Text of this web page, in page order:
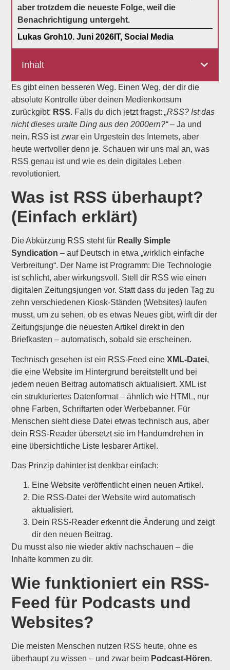
aber trotzdem die neueste Folge, weil die
Benachrichtigung untergeht.
Lukas Groh10. Juni 2026 IT,Social Media
Inhalt
Es gibt einen besseren Weg. Einen Weg, der dir die
absolute Kontrolle über deinen Medienkonsum
zurückgibt: RSS. Falls du dich jetzt fragst:„RSS? Ist das
nicht dieses uralte Ding aus den 2000ern?“– Ja und
nein. RSS ist zwar ein Urgestein des Internets, aber
heute wertvoller denn je. Schauen wir uns mal an, was
RSS genau ist und wie es dein digitales Leben
revolutioniert.
Was ist RSS überhaupt?
(Einfach erklärt)
Die Abkürzung RSS steht für Really Simple
Syndication – auf Deutsch in etwa „wirklich einfache
Verbreitung“. Der Name ist Programm: Die Technologie
ist schlicht, aber wirkungsvoll. Stell dir RSS wie einen
digitalen Zeitungsjungen vor. Statt dass du jeden Tag zu
zehn verschiedenen Kiosk-Ständen (Websites) laufen
musst, um zu sehen, ob es etwas Neues gibt, wirft dir der
Zeitungsjunge die neuesten Artikel direkt in den
Briefkasten – automatisch, sobald sie erscheinen.
Technisch gesehen ist ein RSS-Feed eineXML-Datei,
die eine Website im Hintergrund bereitstellt und bei
jedem neuen Beitrag automatisch aktualisiert. XML ist
ein strukturiertes Datenformat – ähnlich wie HTML, nur
ohne Farben, Schriftarten oder Werbebanner. Für
Menschen sieht diese Datei etwas technisch aus, aber
dein RSS-Reader übersetzt sie im Handumdrehen in
eine übersichtliche Liste lesbarer Artikel.
Das Prinzip dahinter ist denkbar einfach:
Eine Website veröffentlicht einen neuen Artikel.
Die RSS-Datei der Website wird automatisch
aktualisiert.
Dein RSS-Reader erkennt die Änderung und zeigt
dir den neuen Beitrag.
Du musst also nie wieder aktiv nachschauen – die
Inhalte kommen zu dir.
Wie funktioniert ein RSS-
Feed für Podcasts und
Websites?
Die meisten Menschen nutzen RSS heute, ohne es
überhaupt zu wissen – und zwar beim Podcast-Hören.